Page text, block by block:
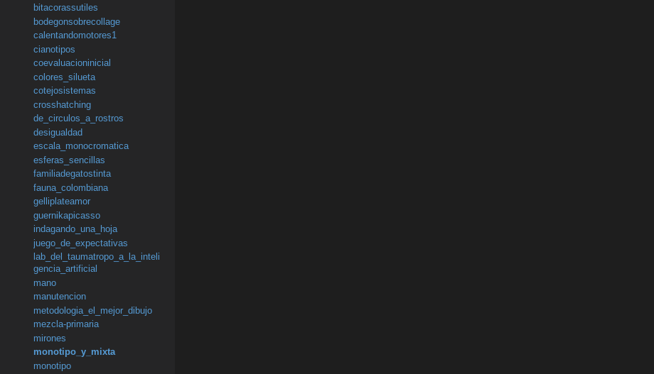
bitacorassutiles
bodegonsobrecollage
calentandomotores1
cianotipos
coevaluacioninicial
colores_silueta
cotejosistemas
crosshatching
de_circulos_a_rostros
desigualdad
escala_monocromatica
esferas_sencillas
familiadegatostinta
fauna_colombiana
gelliplateamor
guernikapicasso
indagando_una_hoja
juego_de_expectativas
lab_del_taumatropo_a_la_inteli
gencia_artificial
mano
manutencion
metodologia_el_mejor_dibujo
mezcla-primaria
mirones
monotipo_y_mixta
monotipo